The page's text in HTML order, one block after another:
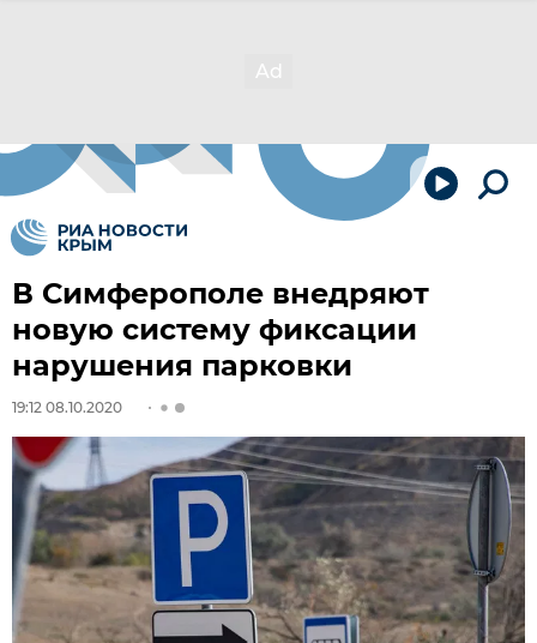
В Симферополе внедряют
новую систему фиксации
нарушения парковки
19:12 08.10.2020